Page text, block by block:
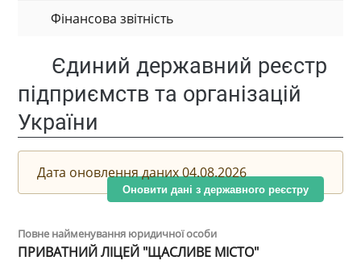
Фінансова звітність
Єдиний державний реєстр
підприємств та організацій
України
Дата оновлення даних 04.08.2026
Оновити дані з державного реєстру
Повне найменування юридичної особи
ПРИВАТНИЙ ЛІЦЕЙ "ЩАСЛИВЕ МІСТО"